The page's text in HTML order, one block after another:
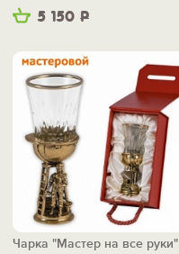
5 150 Р
Чарка "Мастер на все руки"